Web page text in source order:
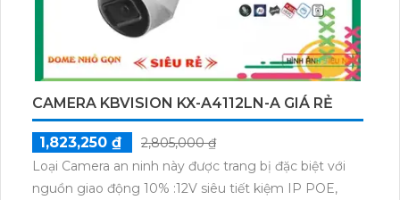
CAMERA KBVISION KX-A4112LN-A GIÁ RẺ
1,823,250 ₫
2,805,000 ₫
Loại Camera an ninh này được trang bị đặc biệt với
nguồn giao động 10% :12V siêu tiết kiệm IP POE,